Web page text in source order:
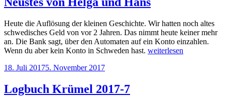
Heute die Auflösung der kleinen Geschichte. Wir hatten noch altes
schwedisches Geld von vor 2 Jahren. Das nimmt heute keiner mehr
an. Die Bank sagt, über den Automaten auf ein Konto einzahlen.
Wenn du aber kein Konto in Schweden hast. „Neustes
weiterlesen
Veröffentlicht
18. Juli 20175. November 2017
Logbuch Krümel 2017-7